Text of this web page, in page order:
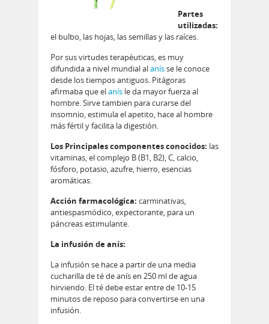
Partes
utilizadas:
el bulbo, las hojas, las semillas y las raíces.
Por sus virtudes terapéuticas, es muy
difundida a nivel mundial alanísse le conoce
desde los tiempos antiguos. Pitágoras
afirmaba que elanís le da mayor fuerza al
hombre. Sirve tambien para curarse del
insomnio, estimula el apetito, hace al hombre
más fértil y facilita la digestión.
Los Principales componentes conocidos: las
vitaminas, el complejo B (B1, B2), C, calcio,
fósforo, potasio, azufre, hierro, esencias
aromáticas.
Acción farmacológica: carminativas,
antiespasmódico, expectorante, para un
páncreas estimulante.
La infusión de anís:
La infusión se hace a partir de una media
cucharilla de té de anís en 250 ml de agua
hirviendo. El té debe estar entre de 10-15
minutos de reposo para convertirse en una
infusión.